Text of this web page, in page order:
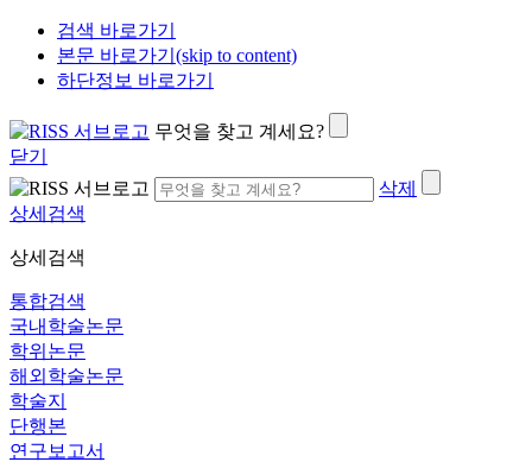
검색 바로가기
본문 바로가기(skip to content)
하단정보 바로가기
무엇을 찾고 계세요?
닫기
삭제
상세검색
상세검색
통합검색
국내학술논문
학위논문
해외학술논문
학술지
단행본
연구보고서